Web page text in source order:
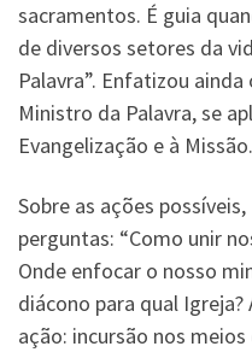
sacramentos. É guia
de diversos setores da
Palavra”. Enfatizou
Ministro da Palavra, se
Evangelização e à Missão.
Sobre as ações
perguntas: “Como unir
Onde enfocar o nosso
diácono para qual
ação: incursão nos